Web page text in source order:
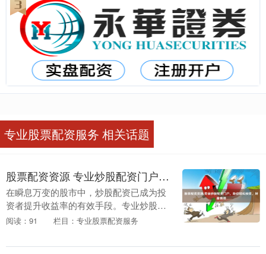
专业股票配资服务 相关话题
股票配资资源 专业炒股配资门户，助你轻松投资，财富倍增
在瞬息万变的股市中，炒股配资已成为投
资者提升收益率的有效手段。专业炒股配
资门户应运而生，为投资者提供全方位服
财富倍增。 * ....
阅读：91 栏目：专业股票配资服务